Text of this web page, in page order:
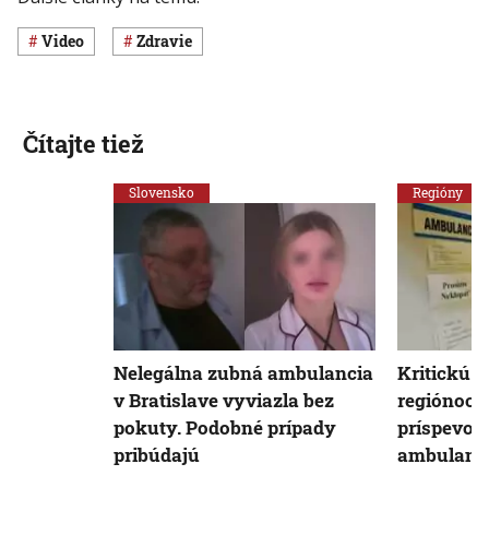
Video Zdravie
Čítajte tiež
Slovensko
Nelegálna zubná ambulancia
v Bratislave vyviazla bez
pokuty. Podobné prípady
pribúdajú
Regióny
Kritickú